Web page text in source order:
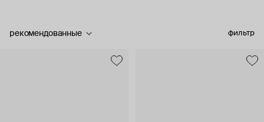
фильтр
рекомендованные